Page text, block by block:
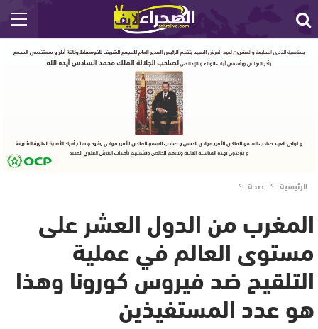
الرئيسية صحة
المغرب من الدول العشر على
مستوى العالم في عملية
التلقيح ضد فيروس كورونا وهذا
هو عدد المستفيذين